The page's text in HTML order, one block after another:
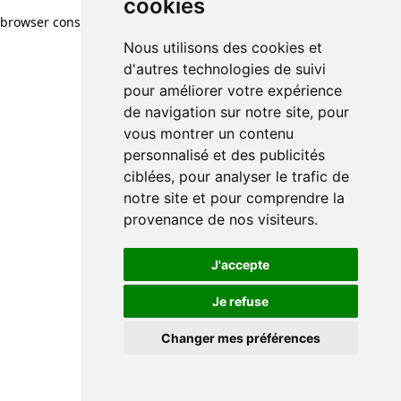
cookies
Nous utilisons des cookies et
d'autres technologies de suivi
pour améliorer votre expérience
de navigation sur notre site, pour
vous montrer un contenu
personnalisé et des publicités
ciblées, pour analyser le trafic de
notre site et pour comprendre la
provenance de nos visiteurs.
J'accepte
Je refuse
Changer mes préférences
browser console for more information)